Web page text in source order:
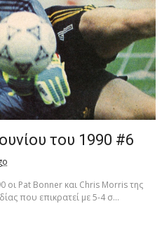
του 1990 #6
οι Pat Bonner και Chris Morris της
που επικρατεί με 5-4 σ...